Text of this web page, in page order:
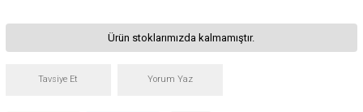
Ürün stoklarımızda kalmamıştır.
Tavsiye Et Yorum Yaz